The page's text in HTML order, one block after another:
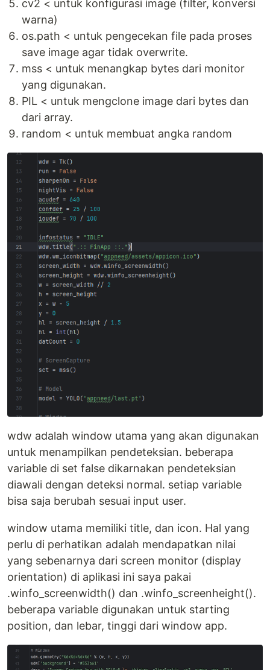
cv2 < untuk konfigurasi image (filter, konversi
warna)
os.path < untuk pengecekan file pada proses
save image agar tidak overwrite.
mss < untuk menangkap bytes dari monitor
yang digunakan.
PIL < untuk mengclone image dari bytes dan
dari array.
random < untuk membuat angka random
wdw adalah window utama yang akan digunakan
untuk menampilkan pendeteksian. beberapa
variable di set false dikarnakan pendeteksian
diawali dengan deteksi normal. setiap variable
bisa saja berubah sesuai input user.
window utama memiliki title, dan icon. Hal yang
perlu di perhatikan adalah mendapatkan nilai
yang sebenarnya dari screen monitor (display
orientation) di aplikasi ini saya pakai
.winfo_screenwidth() dan .winfo_screenheight().
beberapa variable digunakan untuk starting
position, dan lebar, tinggi dari window app.